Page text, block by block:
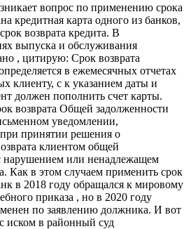
вопрос по применению срока
кредитная карта одного из банков,
возврата кредита. В
выпуска и обслуживания
, цитирую: Срок возврата
в ежемесячных отчетах
клиенту, с к указанием даты и
должен пополнить счет карты.
возврата Общей задолженности
уведомлении,
принятии решения о
клиентом общей
нарушением или ненадлежащем
Как в этом случаем применить срок
в 2018 году обращался к мировому
приказа , но в 2020 году
по заявлению должника. И вот
иском в районный суд